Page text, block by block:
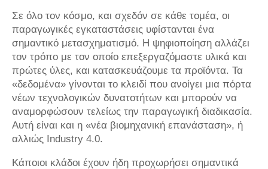
Σε όλο τον κόσμο, και σχεδόν σε κάθε τομέα, οι
παραγωγικές εγκαταστάσεις υφίστανται ένα
σημαντικό μετασχηματισμό. Η ψηφιοποίηση αλλάζει
τον τρόπο με τον οποίο επεξεργαζόμαστε υλικά και
πρώτες ύλες, και κατασκευάζουμε τα προϊόντα. Τα
«δεδομένα» γίνονται το κλειδί που ανοίγει μια πόρτα
νέων τεχνολογικών δυνατοτήτων και μπορούν να
αναμορφώσουν τελείως την παραγωγική διαδικασία.
Αυτή είναι και η «νέα βιομηχανική επανάσταση», ή
αλλιώς Industry 4.0.
Κάποιοι κλάδοι έχουν ήδη προχωρήσει σημαντικά